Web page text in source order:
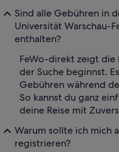
Sind alle Gebühren in
Universität Warschau-
enthalten?
FeWo-direkt zeigt die
der Suche beginnst.
Gebühren während
So kannst du ganz
deine Reise mit
Warum sollte ich mich
registrieren?